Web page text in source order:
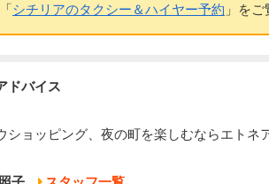
シチリアのタクシー＆ハイヤー予約 」をご
ドバイス
ショッピング、夜の町を楽しむならエト